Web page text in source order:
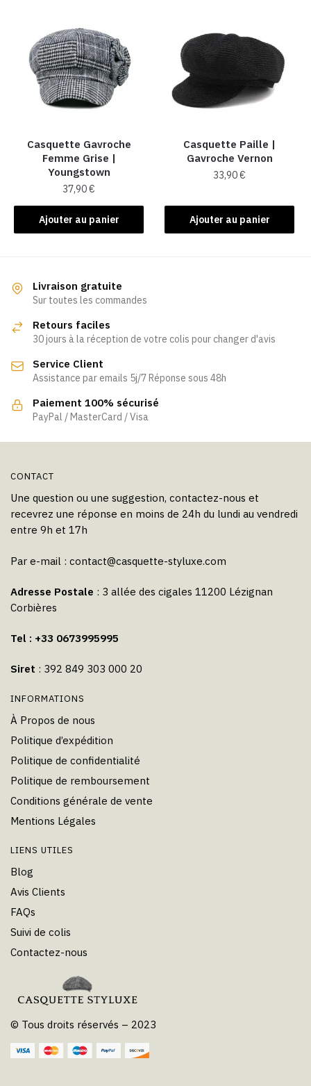
variations.
Les
options
peuvent
être
choisies
la
page
du
produit
Casquette Gavroche
Femme Grise​ |
Youngstown
37,90€
Ajouter au panier
Casquette Paille |
Gavroche Vernon
33,90€
Ajouter au panier
Livraison gratuite
Sur toutes les commandes
Retours faciles
30 jours à la réception de votre colis pour changer d'avis
Service Client
Assistance par emails 5j/7 Réponse sous 48h
Paiement 100% sécurisé
PayPal / MasterCard / Visa
CONTACT
Une question ou une suggestion, contactez-nous et
recevrez une réponse en moins de 24h du lundi au vendredi
entre 9h et 17h
Par e-mail : contact@casquette-styluxe.com
Adresse Postale : 3 allée des cigales 11200 Lézignan
Corbières
Tel : +33 0673995995
Siret : 392 849 303 000 20
INFORMATIONS
À Propos de nous
Politique d’expédition
Politique de confidentialité
Politique de remboursement
Conditions générale de vente
Mentions Légales
LIENS UTILES
Blog
Avis Clients
FAQs
Suivi de colis
Contactez-nous
© Tous droits réservés – 2023